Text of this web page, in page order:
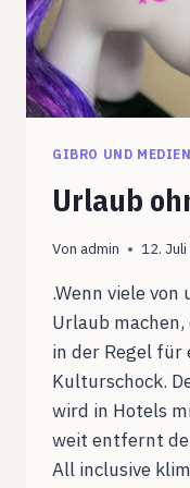
GIBRO UND MEDIEN
Urlaub
Von admin 12.
.Wenn viele von
Urlaub
in der Regel für
Kulturschock.
wird in Hotels
weit entfernt
All inclusive